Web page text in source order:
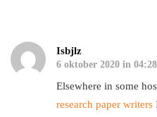
Isbjlz
6 oktober 2020 in 04:28
Elsewhere in some
research paper writers